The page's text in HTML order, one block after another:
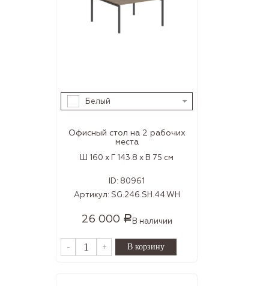
Белый
Офисный стол на 2 рабочих
места
Ш 160 x Г 143.8 x В 75 см
ID: 80961
Артикул: SG.246.SH.44.WH
26 000 РВ наличии
- +